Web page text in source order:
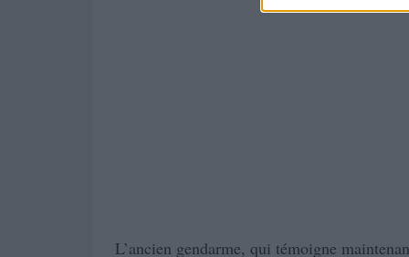
L’ancien gendarme, qui témoigne